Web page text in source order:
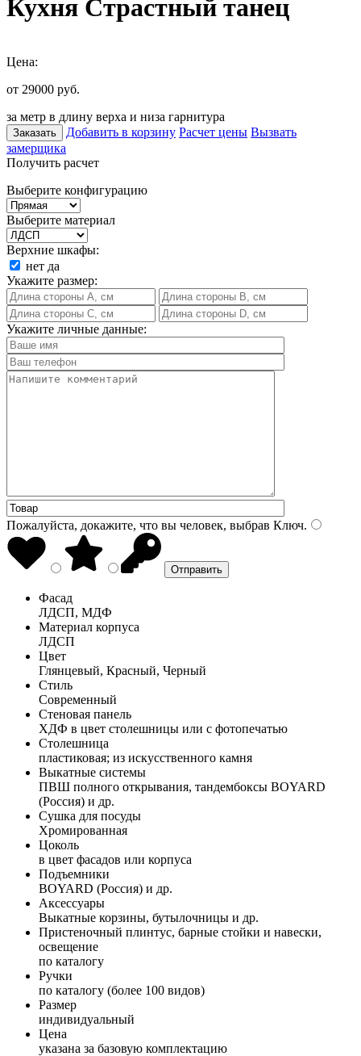
Кухня Страстный танец
Цена:
от 29000 руб.
за метр в длину верха и низа гарнитура
Заказать Добавить в корзину Расчет цены Вызвать
замерщика
Получить расчет
Выберите конфигурацию
Выберите материал
Верхние шкафы:
нет да
Укажите размер:
Укажите личные данные:
Пожалуйста, докажите, что вы человек, выбрав Ключ.
Фасад
ЛДСП, МДФ
Материал корпуса
ЛДСП
Цвет
Глянцевый, Красный, Черный
Стиль
Современный
Стеновая панель
ХДФ в цвет столешницы или с фотопечатью
Столешница
пластиковая; из искусственного камня
Выкатные системы
ПВШ полного открывания, тандембоксы BOYARD
(Россия) и др.
Сушка для посуды
Хромированная
Цоколь
в цвет фасадов или корпуса
Подъемники
BOYARD (Россия) и др.
Аксессуары
Выкатные корзины, бутылочницы и др.
Пристеночный плинтус, барные стойки и навески,
освещение
по каталогу
Ручки
по каталогу (более 100 видов)
Размер
индивидуальный
Цена
указана за базовую комплектацию